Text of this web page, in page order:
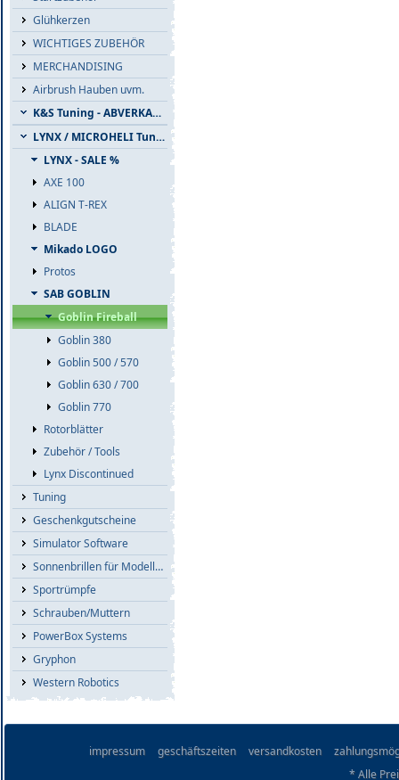
Glühkerzen
WICHTIGES ZUBEHÖR
MERCHANDISING
Airbrush Hauben uvm.
K&S Tuning - ABVERKAUF
LYNX / MICROHELI Tuning
LYNX - SALE %
AXE 100
ALIGN T-REX
BLADE
Mikado LOGO
Protos
SAB GOBLIN
Goblin Fireball
Goblin 380
Goblin 500 / 570
Goblin 630 / 700
Goblin 770
Rotorblätter
Zubehör / Tools
Lynx Discontinued
Tuning
Geschenkgutscheine
Simulator Software
Sonnenbrillen für Modellflieger
Sportrümpfe
Schrauben/Muttern
PowerBox Systems
Gryphon
Western Robotics
impressum geschäftszeiten versandkosten
* Alle